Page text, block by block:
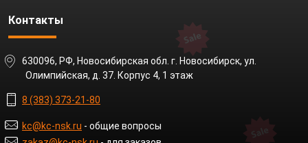
Контакты
630096, РФ, Новосибирская обл. г. Новосибирск, ул.
Олимпийская, д. 37. Корпус 4, 1 этаж
8 (383) 373-21-80
kc@kc-nsk.ru - общие вопросы